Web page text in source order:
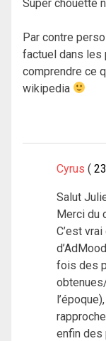
Super chouette
Par contre
factuel dans les
comprendre ce
wikipedia
Cyrus
Salut
Merci du
C’est
fois des
enfin des